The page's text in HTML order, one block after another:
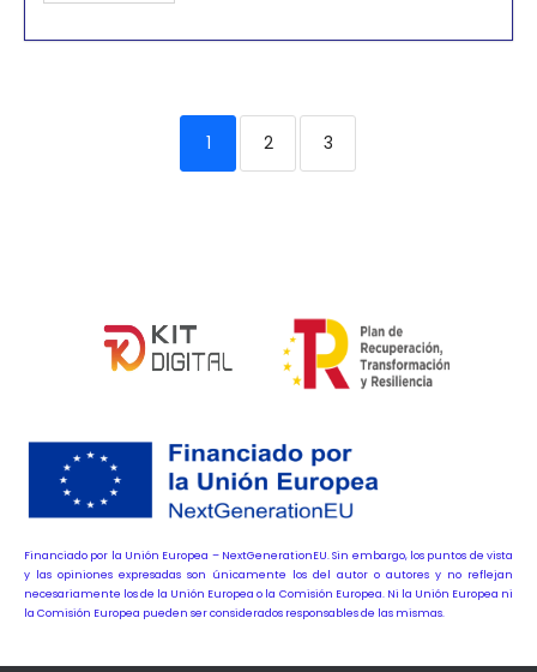
1 2 3
Financiado por la Unión Europea – NextGenerationEU. Sin embargo, los puntos de vista
y las opiniones expresadas son únicamente los del autor o autores y no reflejan
necesariamente los de la Unión Europea o la Comisión Europea. Ni la Unión Europea ni
la Comisión Europea pueden ser considerados responsables de las mismas.